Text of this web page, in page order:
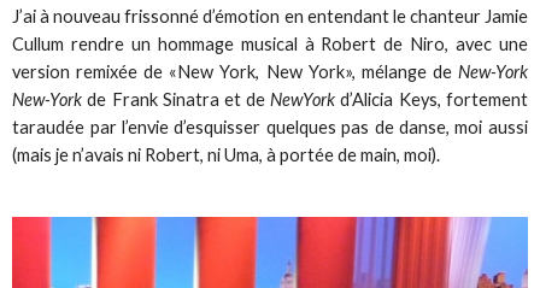
J’ai à nouveau frissonné d’émotion en entendant le chanteur Jamie
Cullum rendre un hommage musical à Robert de Niro, avec une
version remixée de «New York, New York», mélange de New-York
New-York de Frank Sinatra et deNewYork d’Alicia Keys, fortement
taraudée par l’envie d’esquisser quelques pas de danse, moi aussi
(mais je n’avais ni Robert, ni Uma, à portée de main, moi).